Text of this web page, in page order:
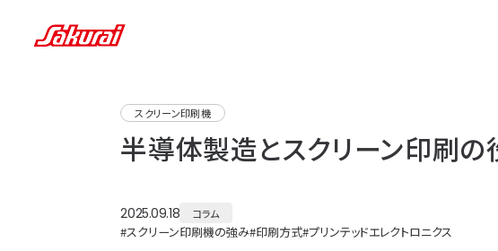
スクリーン印刷機
半導体製造とスクリーン印刷
2025.09.18 コラム
#スクリーン印刷機の強み#印刷方式#プリンテッドエレクトロニクス